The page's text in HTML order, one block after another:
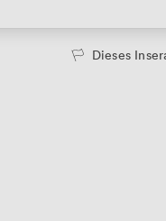
Dieses